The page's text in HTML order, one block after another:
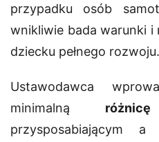
przypadku osób
wnikliwie bada warunki i
dziecku pełnego rozwoju.
Ustawodawca
minimalną
przysposabiającym